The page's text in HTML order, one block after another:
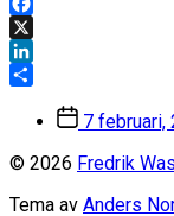
Facebook
X
LinkedIn
Inläggsdatum
7 februari,
© 2026 Fredrik
Tema av Anders